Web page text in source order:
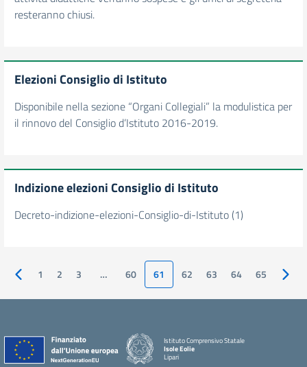
resteranno chiusi.
Elezioni Consiglio di Istituto
Disponibile nella sezione “Organi Collegiali” la modulistica per
il rinnovo del Consiglio d’Istituto 2016-2019.
Indizione elezioni Consiglio di Istituto
Decreto-indizione-elezioni-Consiglio-di-Istituto (1)
Pagina precedente
1 2 3 … 60 61 62 63 64 65
Istituto Comprensivo Statale
Isole Eolie
Lipari